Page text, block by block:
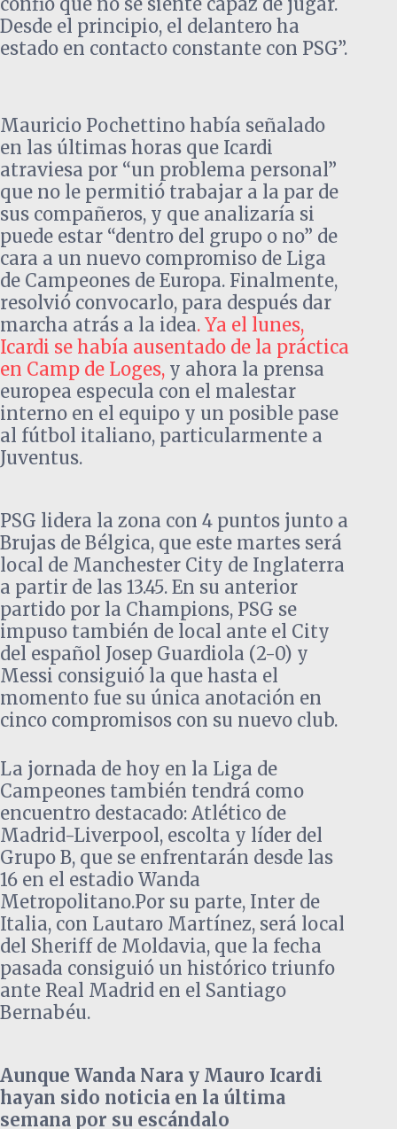
Desde el principio, el delantero ha
estado en contacto constante con PSG”.
Mauricio Pochettino había señalado
en las últimas horas que Icardi
atraviesa por “un problema personal”
que no le permitió trabajar a la par de
sus compañeros, y que analizaría si
puede estar “dentro del grupo o no” de
cara a un nuevo compromiso de Liga
de Campeones de Europa. Finalmente,
resolvió convocarlo, para después dar
marcha atrás a la idea. Ya el lunes,
Icardi se había ausentado de la práctica
en Camp de Loges, y ahora la prensa
europea especula con el malestar
interno en el equipo y un posible pase
al fútbol italiano, particularmente a
Juventus.
PSG lidera la zona con 4 puntos junto a
Brujas de Bélgica, que este martes será
local de Manchester City de Inglaterra
a partir de las 13.45. En su anterior
partido por la Champions, PSG se
impuso también de local ante el City
del español Josep Guardiola (2-0) y
Messi consiguió la que hasta el
momento fue su única anotación en
cinco compromisos con su nuevo club.
La jornada de hoy en la Liga de
Campeones también tendrá como
encuentro destacado: Atlético de
Madrid-Liverpool, escolta y líder del
Grupo B, que se enfrentarán desde las
16 en el estadio Wanda
Metropolitano.Por su parte, Inter de
Italia, con Lautaro Martínez, será local
del Sheriff de Moldavia, que la fecha
pasada consiguió un histórico triunfo
ante Real Madrid en el Santiago
Bernabéu.
Aunque Wanda Nara y Mauro Icardi
hayan sido noticia en la última
semana por su escándalo